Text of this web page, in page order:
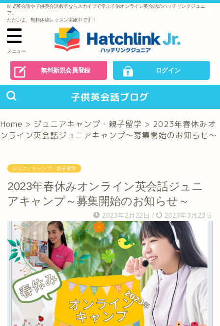
幼児英会話や子供英会話教室ならスカイプで学ぶ子供オンライン英会話のハッチリンクジュニ
ア。
ただいま、無料体験レッスン実施中です！
メニュー
無料新規会員登録 ログイン
子供英会話ブログ
Home > ジュニアキャンプ・親子留学 > 2023年春休みオ
ンライン英会話ジュニアキャンプ～募集開始のお知らせ～
ジュニアキャンプ・親子留学
2023年春休みオンライン英会話ジュニ
アキャンプ～募集開始のお知らせ～
2023年2月22日 / 2023年3月23日